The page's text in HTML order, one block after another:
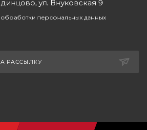
ул. Внуковская 9
персональных данных
РАССЫЛКУ